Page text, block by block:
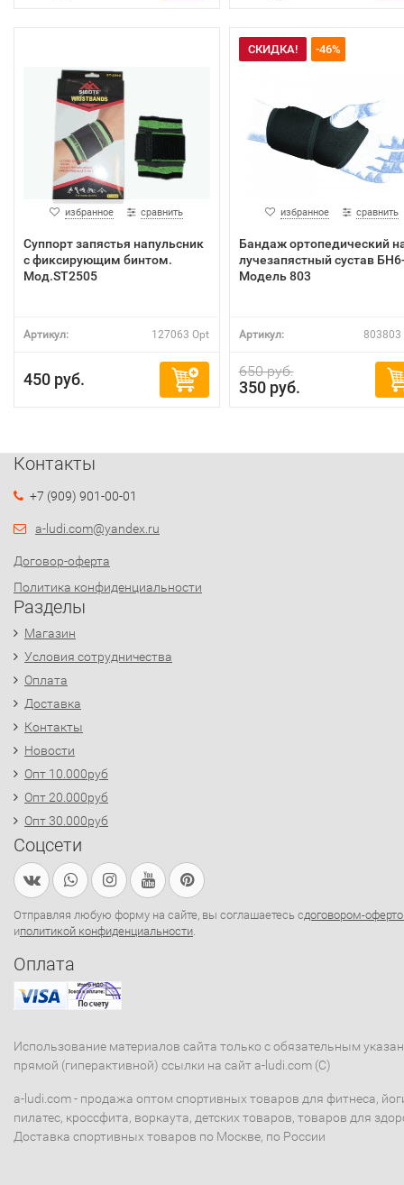
избранное сравнить
Суппорт запястья напульсник
с фиксирующим бинтом.
Мод.ST2505
Артикул: 127063 Opt
450 руб.
СКИДКА! -46%
избранное сравнить
Бандаж ортопедический
лучезапястный сустав
Модель 803
Артикул: 803803
650 руб.
350 руб.
Контакты
+7 (909) 901-00-01
a-ludi.com@yandex.ru
Договор-оферта
Политика конфиденциальности
Разделы
Магазин
Условия сотрудничества
Оплата
Доставка
Контакты
Новости
Опт 10.000руб
Опт 20.000руб
Опт 30.000руб
Соцсети
Отправляя любую форму на сайте, вы соглашаетесь сдоговором-
иполитикой конфиденциальности.
Оплата
Использование материалов сайта только с обязательным
прямой (гиперактивной) ссылки на сайт a-ludi.com (C)
a-ludi.com - продажа оптом спортивных товаров для фитнеса,
пилатес, кроссфита, воркаута, детских товаров, товаров для
Доставка спортивных товаров по Москве, по России